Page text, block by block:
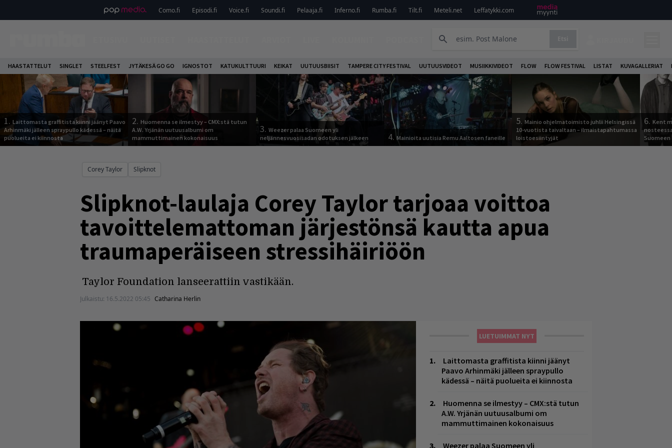
Como.fi Episodi.fi Voice.fi Soundi.fi Pelaaja.fi Inferno.fi Rumba.fi Tilt.fi Meteli.net Leffatykki.com
HAASTATTELUT SINGLET STEELFEST JYTÄKESÄ GO GO IGNOSTOT KATUKULTTUURI KEIKAT UUTUUSBIISIT TAMPERE CITY FESTIVAL UUTUUSVIDEOT MUSIIKKIVIDEOT FLOW FLOW FESTIVAL LISTAT KUVAGALLERIAT
1. Laittomasta graffitista kiinni jäänyt Paavo
Arhinmäki jälleen spraypullo kädessä – näitä
puolueita ei kiinnosta
2. Huomenna se ilmestyy – CMX:stä tutun
A.W. Yrjänän uutuusalbumi om
mammuttimainen kokonaisuus
3. Weezer palaa Suomeen yli
neljännesvuosisadan odotuksen jälkeen
4.Mainioita uutisia Remu Aaltosen faneille
5. Mainio ohjelmatoimisto juhlii Helsingissä
10-vuotista taivaltaan – ilmaistapahtumassa
loistoesiintyjät
6. Kent
Suomeen
Corey Taylor Slipknot
Slipknot-laulaja Corey Taylor tarjoaa voittoa
tavoittelemattoman järjestönsä kautta apua
traumaperäiseen stressihäiriöön
Taylor Foundation lanseerattiin vastikään.
Julkaistu: 16.5.2022 05:45 Catharina Herlin
LUETUIMMAT NYT
Laittomasta graffitista kiinni jäänyt
Paavo Arhinmäki jälleen spraypullo
kädessä – näitä puolueita ei kiinnosta
Huomenna se ilmestyy – CMX:stä tutun
A.W. Yrjänän uutuusalbumi om
mammuttimainen kokonaisuus
Weezer palaa Suomeen yli